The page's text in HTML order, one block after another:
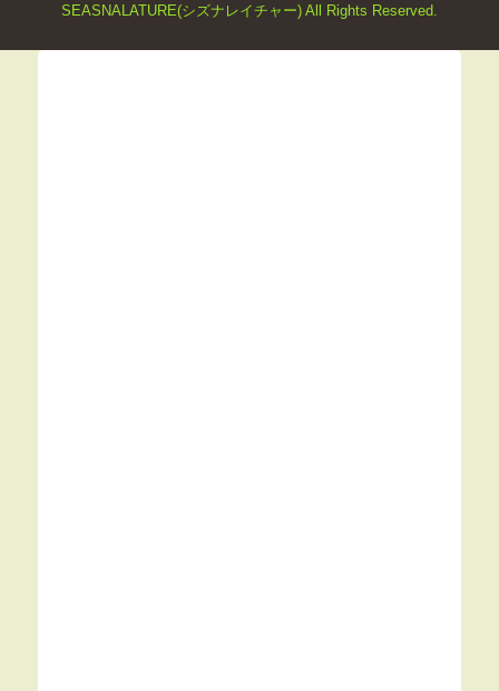
SEASNALATURE(シズナレイチャー) All Rights Reserved.